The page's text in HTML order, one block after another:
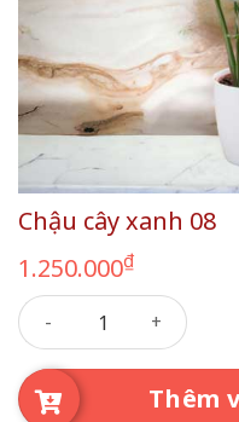
Chậu cây xanh 08
1.250.000₫
Chậu cây xanh 08 số lượng
Thêm